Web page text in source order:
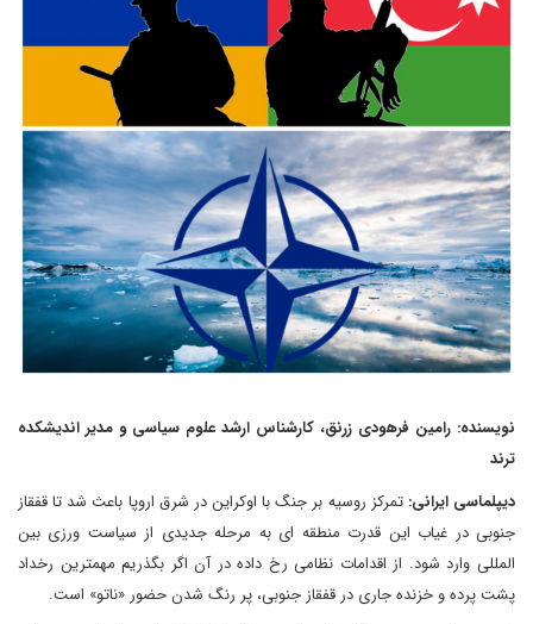
نویسنده: رامین فرهودی زرنق، کارشناس ارشد علوم سیاسی و مدیر اندیشکده
ترند
دیپلماسی ایرانی: تمرکز روسیه بر جنگ با اوکراین در شرق اروپا باعث شد تا قفقاز
جنوبی در غیاب این قدرت منطقه ای به مرحله جدیدی از سیاست ورزی بین
المللی وارد شود. از اقدامات نظامی رخ داده در آن اگر بگذریم مهمترین رخداد
پشت پرده و خزنده جاری در قفقاز جنوبی، پر رنگ شدن حضور «ناتو» است.